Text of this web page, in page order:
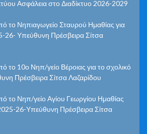
Ασφάλεια στο Διαδίκτυο 2026-2029
το Νηπιαγωγείο Σταυρού Ημαθίας για
26- Υπεύθυνη Πρέσβειρα Σίτσα
το 10ο Νηπ/γείο Βέροιας για το σχολικό
Πρέσβειρα Σίτσα Λαζαρίδου
το Νηπ/γείο Αγίου Γεωργίου Ημαθίας
26-Υπεύθυνη Πρέσβειρα Σίτσα